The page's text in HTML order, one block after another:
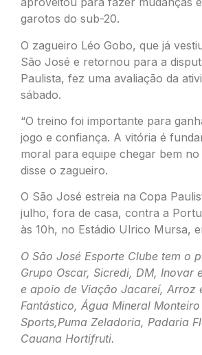
garotos do sub-20.
O zagueiro Léo Gobo, que já
São José e retornou para a
Paulista, fez uma avaliação da
sábado.
“O treino foi importante para
jogo e confiança. A vitória é
moral para equipe chegar bem no
disse o zagueiro.
O São José estreia na Copa
julho, fora de casa, contra a
às 10h, no Estádio Ulrico Mursa,
O São José Esporte Clube tem o
Grupo Oscar, Sicredi, DM, Inovar
e apoio de Viação Jacareí, Arroz
Fantástico, Água Mineral
Sports,Puma Zeladoria, Padaria
Cauana Hortifruti.